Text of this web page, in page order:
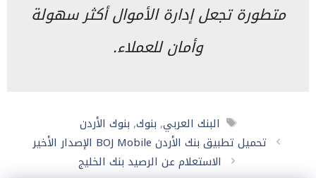
متطورة تجعل إدارة الأموال أكثر سهولة
وأمان للعملاء.
الوسوم
البنك العربي, بنوك, بنوك الأردن
تحميل تطبيق بنك الأردن BOJ Mobile الإصدار الأخير
الاستعلام عن الرصيد بنك الخليج